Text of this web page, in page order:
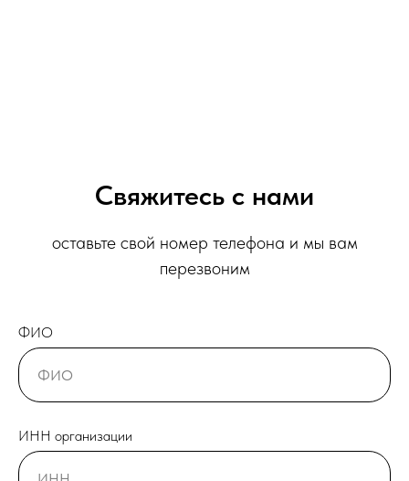
Свяжитесь с нами
оставьте свой номер телефона и мы вам
перезвоним
ФИО
ИНН организации